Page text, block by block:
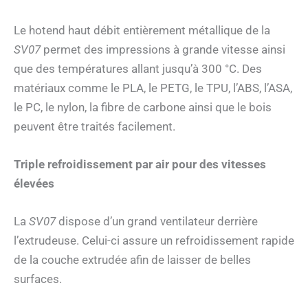
Le hotend haut débit entièrement métallique de la
SV07permet des impressions à grande vitesse ainsi
que des températures allant jusqu’à 300 °C. Des
matériaux comme le PLA, le PETG, le TPU, l’ABS, l’ASA,
le PC, le nylon, la fibre de carbone ainsi que le bois
peuvent être traités facilement.
Triple refroidissement par air pour des vitesses
élevées
La SV07dispose d’un grand ventilateur derrière
l’extrudeuse. Celui-ci assure un refroidissement rapide
de la couche extrudée afin de laisser de belles
surfaces.